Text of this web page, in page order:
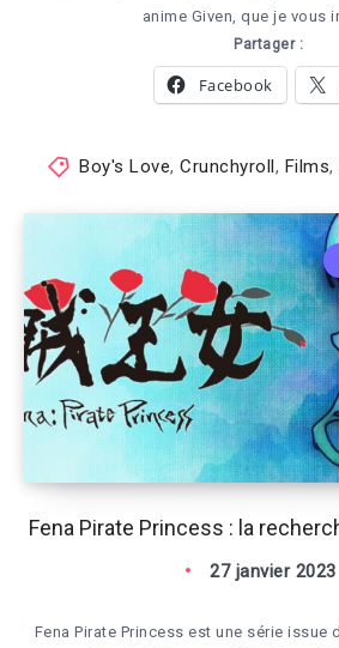
anime Given, que je vous
Partager :
Facebook
Boy's Love, Crunchyroll , Films,
Fena Pirate Princess : la
27 janvier 2023
Fena Pirate Princess est une série issue